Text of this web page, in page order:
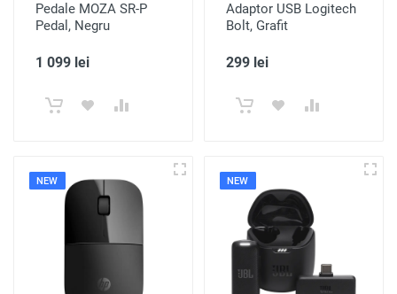
Pedale MOZA SR-P
Pedal, Negru
1 099 lei
Adaptor USB Logitech
Bolt, Grafit
299 lei
NEW NEW